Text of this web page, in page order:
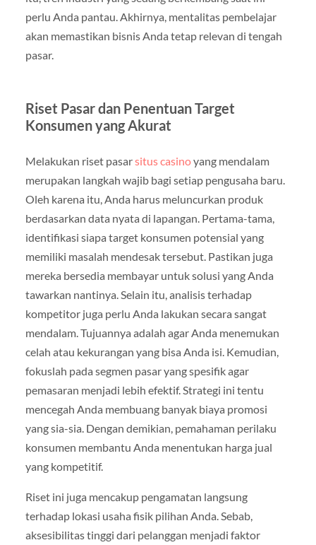
perlu Anda pantau. Akhirnya, mentalitas pembelajar
akan memastikan bisnis Anda tetap relevan di tengah
pasar.
Riset Pasar dan Penentuan Target
Konsumen yang Akurat
Melakukan riset pasarsitus casinoyang mendalam
merupakan langkah wajib bagi setiap pengusaha baru.
Oleh karena itu, Anda harus meluncurkan produk
berdasarkan data nyata di lapangan. Pertama-tama,
identifikasi siapa target konsumen potensial yang
memiliki masalah mendesak tersebut. Pastikan juga
mereka bersedia membayar untuk solusi yang Anda
tawarkan nantinya. Selain itu, analisis terhadap
kompetitor juga perlu Anda lakukan secara sangat
mendalam. Tujuannya adalah agar Anda menemukan
celah atau kekurangan yang bisa Anda isi. Kemudian,
fokuslah pada segmen pasar yang spesifik agar
pemasaran menjadi lebih efektif. Strategi ini tentu
mencegah Anda membuang banyak biaya promosi
yang sia-sia. Dengan demikian, pemahaman perilaku
konsumen membantu Anda menentukan harga jual
yang kompetitif.
Riset ini juga mencakup pengamatan langsung
terhadap lokasi usaha fisik pilihan Anda. Sebab,
aksesibilitas tinggi dari pelanggan menjadi faktor